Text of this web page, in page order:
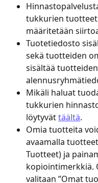
tukkurien
määritetään
Tuotetiedosto
sekä tuotteiden
sisältää
Mikäli haluat
tukkurien
löytyvät täältä.
Omia tuotteita
avaamalla
Tuotteet) ja
kopiointimerkkiä.
valitaan ”Omat